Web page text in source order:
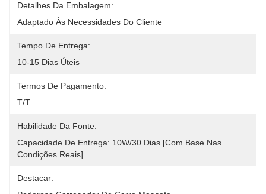
Detalhes Da Embalagem:
Adaptado Às Necessidades Do Cliente
Tempo De Entrega:
10-15 Dias Úteis
Termos De Pagamento:
T/T
Habilidade Da Fonte:
Capacidade De Entrega: 10W/30 Dias [com Base Nas
Condições Reais]
Destacar: